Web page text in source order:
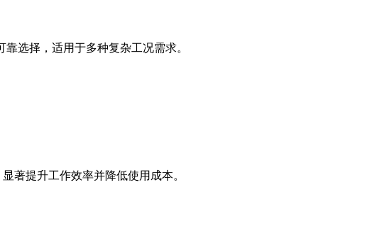
选择，适用于多种复杂工况需求。
著提升工作效率并降低使用成本。